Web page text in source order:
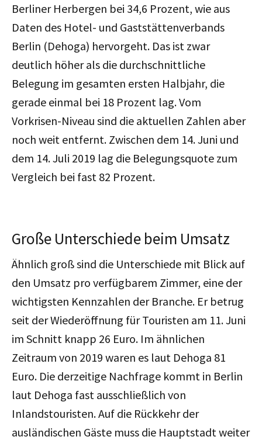
Berliner Herbergen bei 34,6 Prozent, wie aus
Daten des Hotel- und Gaststättenverbands
Berlin (Dehoga) hervorgeht. Das ist zwar
deutlich höher als die durchschnittliche
Belegung im gesamten ersten Halbjahr, die
gerade einmal bei 18 Prozent lag. Vom
Vorkrisen-Niveau sind die aktuellen Zahlen aber
noch weit entfernt. Zwischen dem 14. Juni und
dem 14. Juli 2019 lag die Belegungsquote zum
Vergleich bei fast 82 Prozent.
Große Unterschiede beim Umsatz
Ähnlich groß sind die Unterschiede mit Blick auf
den Umsatz pro verfügbarem Zimmer, eine der
wichtigsten Kennzahlen der Branche. Er betrug
seit der Wiederöffnung für Touristen am 11. Juni
im Schnitt knapp 26 Euro. Im ähnlichen
Zeitraum von 2019 waren es laut Dehoga 81
Euro. Die derzeitige Nachfrage kommt in Berlin
laut Dehoga fast ausschließlich von
Inlandstouristen. Auf die Rückkehr der
ausländischen Gäste muss die Hauptstadt weiter